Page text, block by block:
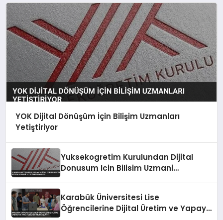
YOK Dijital Dönüşüm İçin Bilişim Uzmanları
Yetiştiriyor
Yuksekogretim Kurulundan Dijital
Donusum Icin Bilisim Uzmani
Karabük Üniversitesi Lise
Öğrencilerine Dijital Üretim ve Yapay